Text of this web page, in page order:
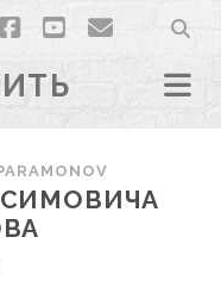
facebook
youtubeemail